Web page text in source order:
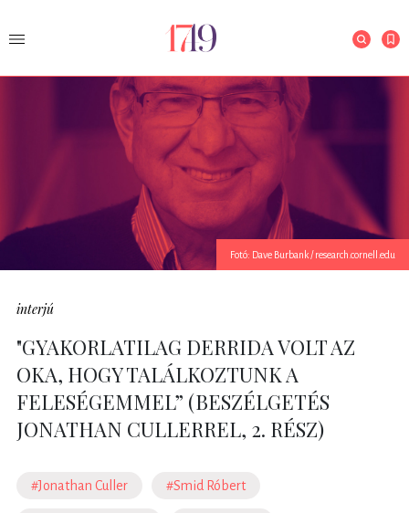
Fotó: Dave Burbank / research.cornell.edu
interjú
"GYAKORLATILAG DERRIDA VOLT AZ
OKA, HOGY TALÁLKOZTUNK A
FELESÉGEMMEL” (BESZÉLGETÉS
JONATHAN CULLERREL, 2. RÉSZ)
#Jonathan Culler #Smid Róbert